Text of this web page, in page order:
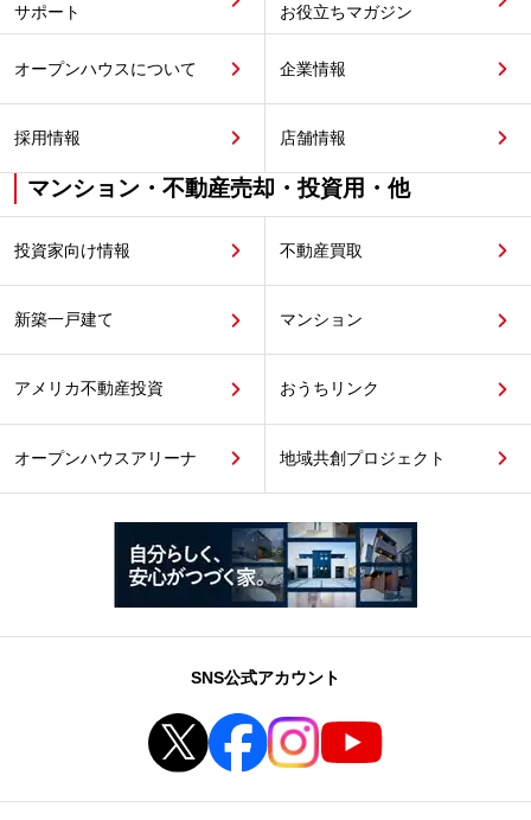
サポート
お役立ちマガジン
オープンハウスについて 企業情報
採用情報 店舗情報
マンション・不動産売却・投資用・他
投資家向け情報 不動産買取
新築一戸建て マンション
アメリカ不動産投資 おうちリンク
オープンハウスアリーナ 地域共創プロジェクト
SNS公式アカウント